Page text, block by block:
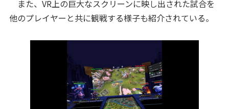
また、VR上の巨大なスクリーンに映し出された試合を
他のプレイヤーと共に観戦する様子も紹介されている。